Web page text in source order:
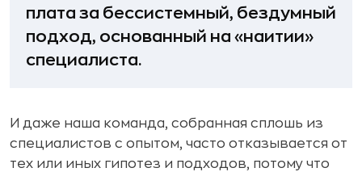
плата за бессистемный, бездумный
подход, основанный на «наитии»
специалиста.
И даже наша команда, собранная сплошь из
специалистов с опытом, часто отказывается от
тех или иных гипотез и подходов, потому что